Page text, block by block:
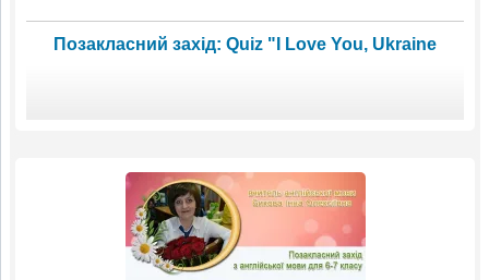
Позакласний захід: Quiz "I Love You, Ukraine